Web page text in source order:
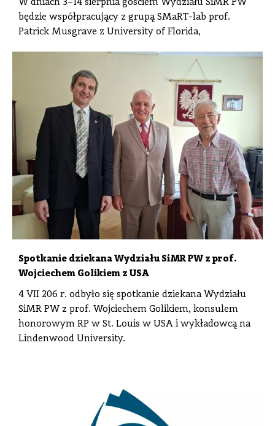
W dniach 3–14 sierpnia gościem Wydziału SiMR PW
będzie współpracujący z grupą SMaRT-lab prof.
Patrick Musgrave z University of Florida,
Spotkanie dziekana Wydziału SiMR PW z prof.
Wojciechem Golikiem z USA
4 VII 206 r. odbyło się spotkanie dziekana Wydziału
SiMR PW z prof. Wojciechem Golikiem, konsulem
honorowym RP w St. Louis w USA i wykładowcą na
Lindenwood University.